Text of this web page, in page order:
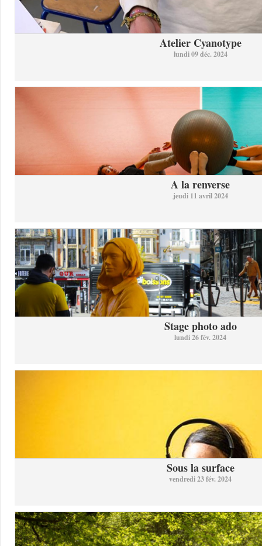
Atelier Cyanotype
lundi 09 déc. 2024
A la renverse
jeudi 11 avril 2024
Stage photo ado
lundi 26 fév. 2024
Sous la surface
vendredi 23 fév. 2024